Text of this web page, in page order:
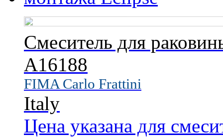
Смеситель для
A16188
FIMA Carlo Frattini
Italy
Цена указана для